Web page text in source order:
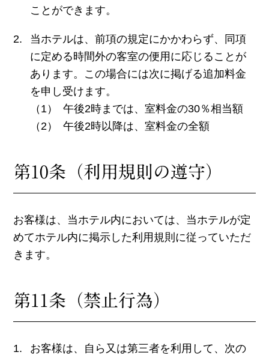
ことができます。
当ホテルは、前項の規定にかかわらず、同項
に定める時間外の客室の便用に応じることが
あります。この場合には次に掲げる追加料金
を申し受けます。
午後2時までは、室料金の30％相当額
午後2時以降は、室料金の全額
第10条（利用規則の遵守）
お客様は、当ホテル内においては、当ホテルが定
めてホテル内に掲示した利用規則に従っていただ
きます。
第11条（禁止行為）
お客様は、自ら又は第三者を利用して、次の